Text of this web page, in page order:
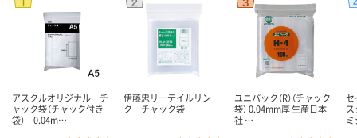
アスクルオリジナル チ
ャック袋（チャック付き
袋） 0.04m…
伊藤忠リーテイルリン
ク チャック袋
ユニパック（R）（チャック
袋） 0.04mm厚 生産日本
社 …
セ